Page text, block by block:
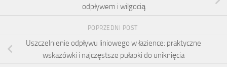
odpływem i wilgocią
POPRZEDNI POST
Uszczelnienie odpływu liniowego w łazience: praktyczne
wskazówki i najczęstsze pułapki do uniknięcia